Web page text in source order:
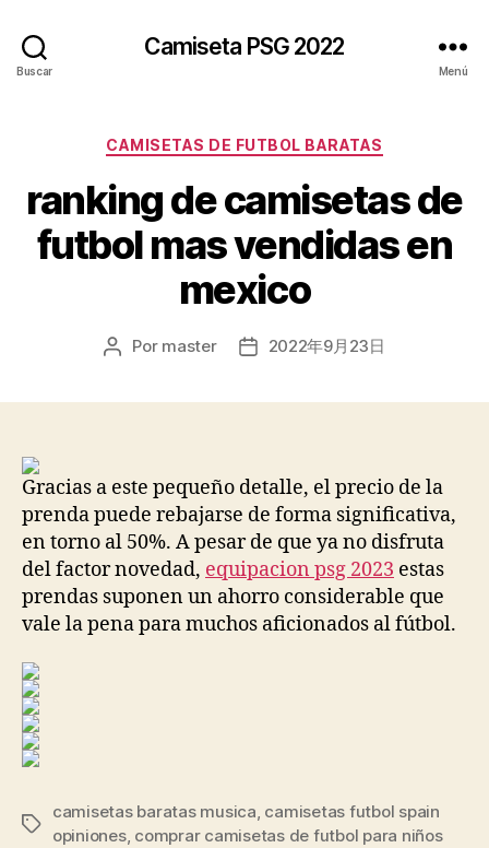
Buscar
Camiseta PSG 2022
Menú
Categorías
CAMISETAS DE FUTBOL BARATAS
ranking de camisetas de
futbol mas vendidas en
mexico
Autor
Por master
Fecha2022年9月23日
Gracias a este pequeño detalle, el precio de la
prenda puede rebajarse de forma significativa,
en torno al 50%. A pesar de que ya no disfruta
del factor novedad, equipacion psg 2023 estas
prendas suponen un ahorro considerable que
vale la pena para muchos aficionados al fútbol.
Etiquetas
camisetas baratas musica, camisetas futbol spain
opiniones, comprar camisetas de futbol para niños